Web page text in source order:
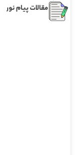
مقالات پیام نور